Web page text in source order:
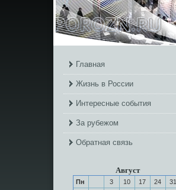
Главная
Жизнь в России
Интересные события
За рубежом
Обратная связь
Август
Пн 3 10 17 24
31